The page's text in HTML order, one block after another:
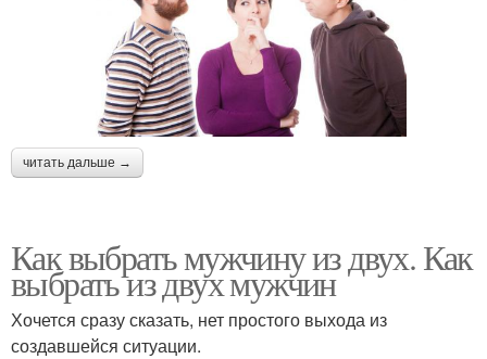
читать дальше →
Как выбрать мужчину из двух. Как
выбрать из двух мужчин
Хочется сразу сказать, нет простого выхода из
создавшейся ситуации.